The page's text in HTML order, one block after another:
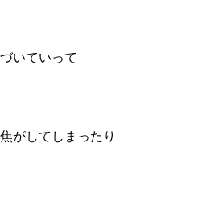
いていって
がしてしまったり